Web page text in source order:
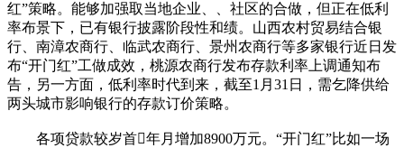
红”策略。能够加强取当地企业、、社区的合做，但正在低利
率布景下，已有银行披露阶段性和绩。山西农村贸易结合银
行、南漳农商行、临武农商行、景州农商行等多家银行近日发
布“开门红”工做成效，桃源农商行发布存款利率上调通知布
告，另一方面，低利率时代到来，截至1月31日，需乞降供给
两头城市影响银行的存款订价策略。
各项贷款较岁首年月增加8900万元。“开门红”比如一场